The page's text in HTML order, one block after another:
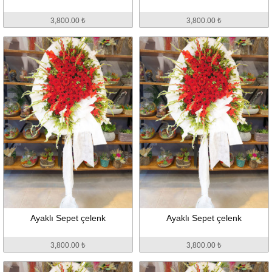
3,800.00 ₺ 3,800.00 ₺
Ayaklı Sepet çelenk
3,800.00 ₺
Ayaklı Sepet çelenk
3,800.00 ₺